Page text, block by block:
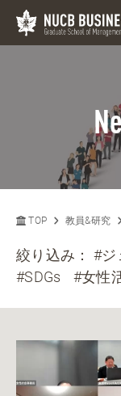
TOP 教員&研究
絞り込み：#ジ
#SDGs
#女性